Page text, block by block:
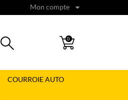
Mon compte
0
COURROIE AUTO